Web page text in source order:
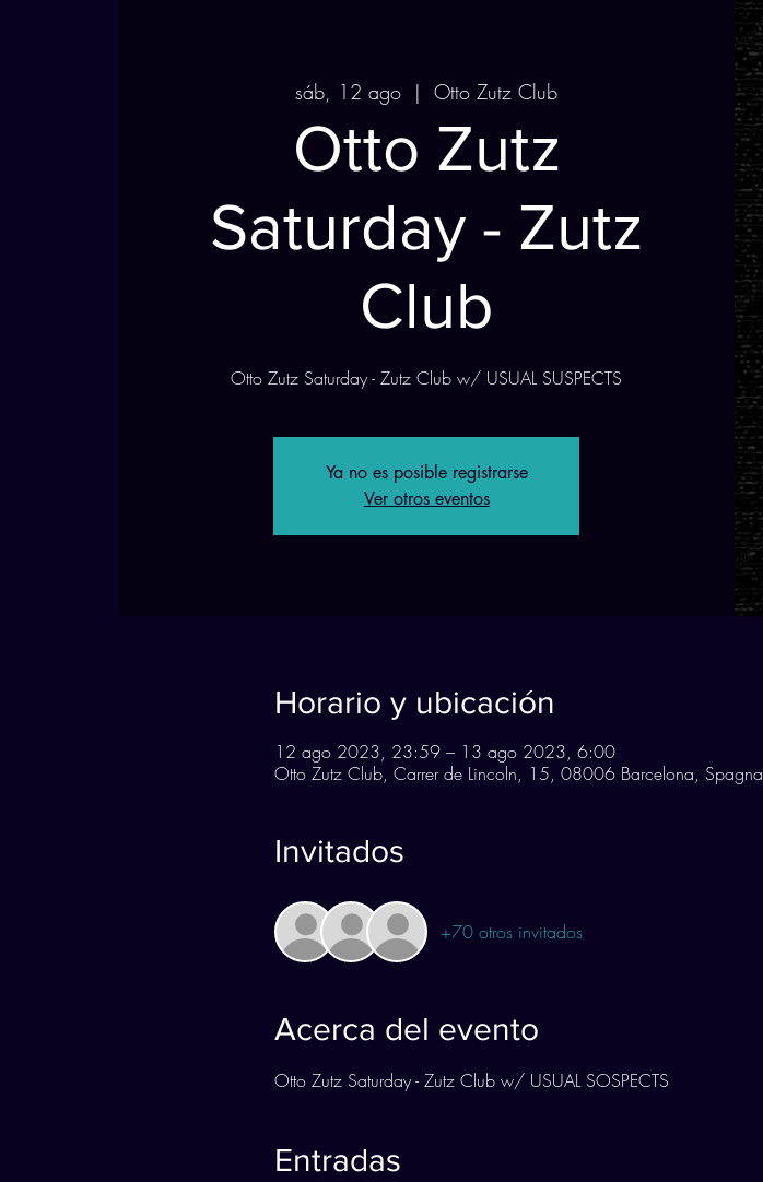
sáb, 12 ago
  |
Otto Zutz Club
Otto Zutz
Saturday - Zutz
Club
Otto Zutz Saturday - Zutz Club w/ USUAL SUSPECTS
Ya no es posible registrarse
Ver otros eventos
Horario y ubicación
12 ago 2023, 23:59 – 13 ago 2023, 6:00
Otto Zutz Club, Carrer de Lincoln, 15, 08006 Barcelona, Spagna
Invitados
+70 otros invitados
Acerca del evento
Otto Zutz Saturday - Zutz Club w/ USUAL SOSPECTS
Entradas